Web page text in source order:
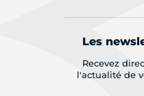
Les
Recevez
l'actualité de